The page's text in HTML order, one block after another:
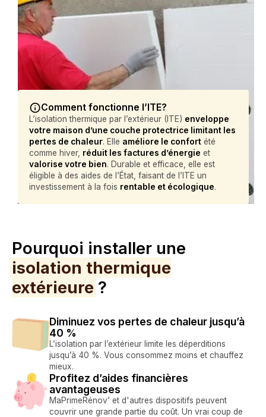
Comment fonctionne l’ITE?
L’isolation thermique par l’extérieur (ITE) enveloppe
votre maison d’une couche protectrice limitant les
pertes de chaleur. Elle améliore le confort été
comme hiver, réduit les factures d’énergie et
valorise votre bien. Durable et efficace, elle est
éligible à des aides de l’État, faisant de l’ITE un
investissement à la fois rentable et écologique.
Pourquoi installer une
isolation thermique
extérieure ?
Diminuez vos pertes de chaleur jusqu’à
40 %
L’isolation par l’extérieur limite les déperditions
jusqu’à 40 %. Vous consommez moins et chauffez
mieux.
Profitez d’aides financières
avantageuses
MaPrimeRénov’ et d'autres dispositifs peuvent
couvrir une grande partie du coût. Un vrai coup de